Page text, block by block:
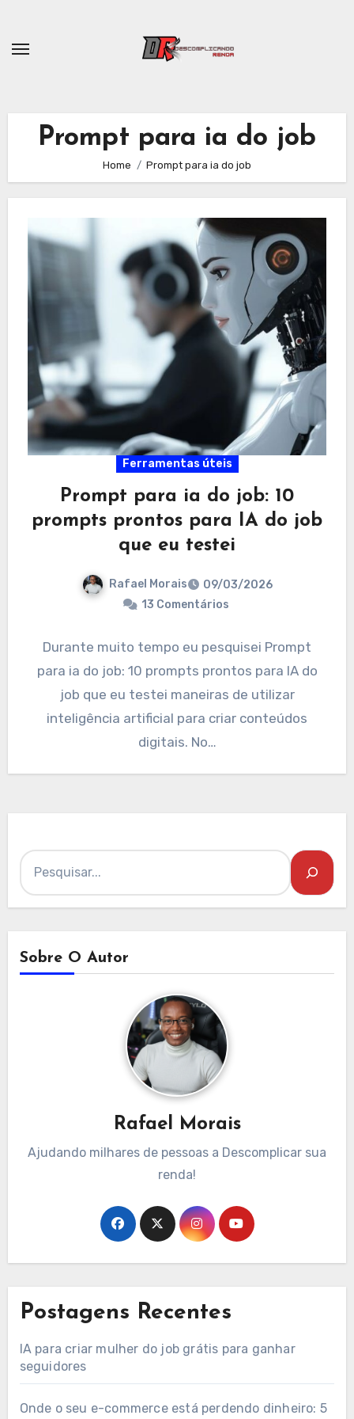
content
Prompt para ia do job
Home Prompt para ia do job
Ferramentas úteis
Prompt para ia do job: 10
prompts prontos para IA do job
que eu testei
Rafael Morais
09/03/2026
13 Comentários
Durante muito tempo eu pesquisei Prompt
para ia do job: 10 prompts prontos para IA do
job que eu testei maneiras de utilizar
inteligência artificial para criar conteúdos
digitais. No…
Sobre O Autor
Rafael Morais
Ajudando milhares de pessoas a Descomplicar sua
renda!
Postagens Recentes
IA para criar mulher do job grátis para ganhar
seguidores
Onde o seu e-commerce está perdendo dinheiro: 5